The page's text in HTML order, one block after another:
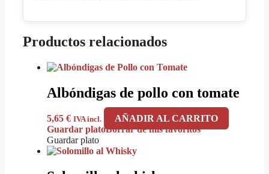
Productos relacionados
Albóndigas de pollo con tomate
5,65 € IVA incl.
AÑADIR AL CARRITO
Guardar platoBorrar de mis favoritos
Guardar plato